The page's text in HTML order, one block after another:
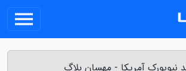
نیویورک آمریکا - مهسان بلاگ